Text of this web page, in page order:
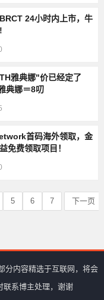
24小时内上市，牛
雅典娜"价已经定了
典娜＝8叨
首码海外领取，金
免费领取项目！
5 6 7 下一页
分内容精选于互联网，将会
联系博主处理，谢谢